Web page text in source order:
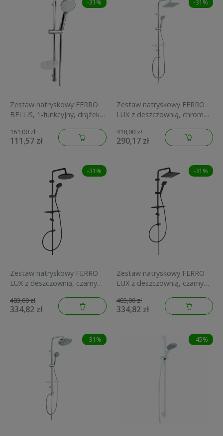
-31%
Zestaw natryskowy FERRO
BELLIS, 1-funkcyjny, drążek
161,00 zł
111,57 zł
-31%
Zestaw natryskowy FERRO
LUX z deszczownią, chrom
418,00 zł
290,17 zł
-31%
Zestaw natryskowy FERRO
LUX z deszczownią, czarny
483,00 zł
334,82 zł
-31%
Zestaw natryskowy FERRO
LUX z deszczownią, czarny
483,00 zł
334,82 zł
-31% -45%